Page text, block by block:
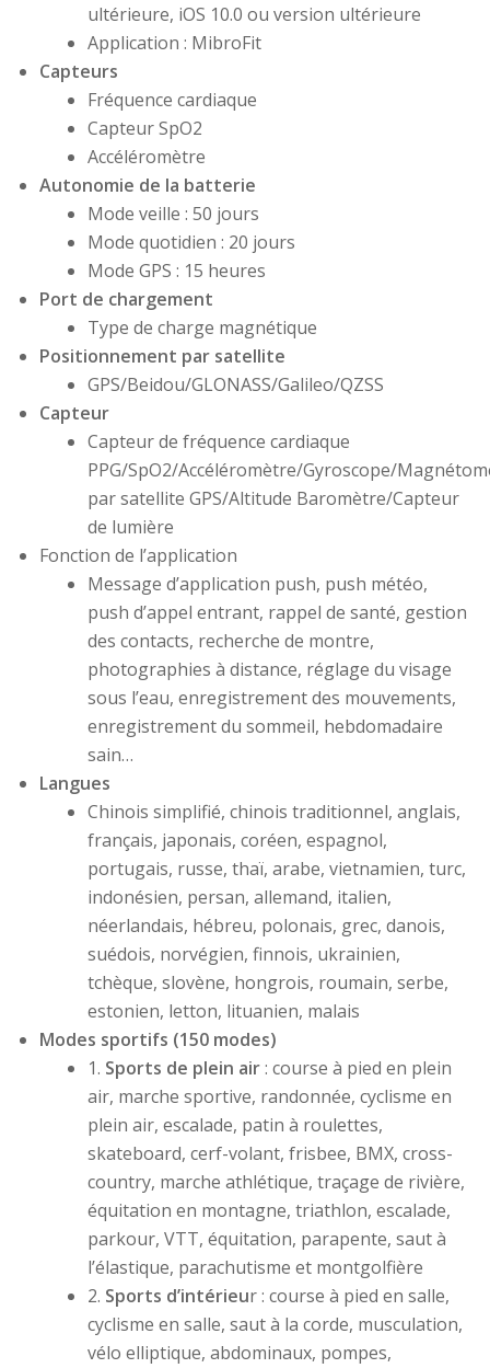
ultérieure, iOS 10.0 ou version ultérieure
Application : MibroFit
Capteurs
Fréquence cardiaque
Capteur SpO2
Accéléromètre
Autonomie de la batterie
Mode veille : 50 jours
Mode quotidien : 20 jours
Mode GPS : 15 heures
Port de chargement
Type de charge magnétique
Positionnement par satellite
GPS/Beidou/GLONASS/Galileo/QZSS
Capteur
Capteur de fréquence cardiaque
PPG/SpO2/Accéléromètre/Gyroscope/
par satellite GPS/Altitude Baromètre/Capteur
de lumière
Fonction de l’application
Message d’application push, push météo,
push d’appel entrant, rappel de santé, gestion
des contacts, recherche de montre,
photographies à distance, réglage du visage
sous l’eau, enregistrement des mouvements,
enregistrement du sommeil, hebdomadaire
sain…
Langues
Chinois simplifié, chinois traditionnel, anglais,
français, japonais, coréen, espagnol,
portugais, russe, thaï, arabe, vietnamien, turc,
indonésien, persan, allemand, italien,
néerlandais, hébreu, polonais, grec, danois,
suédois, norvégien, finnois, ukrainien,
tchèque, slovène, hongrois, roumain, serbe,
estonien, letton, lituanien, malais
Modes sportifs (150 modes)
1. Sports de plein air: course à pied en plein
air, marche sportive, randonnée, cyclisme en
plein air, escalade, patin à roulettes,
skateboard, cerf-volant, frisbee, BMX, cross-
country, marche athlétique, traçage de rivière,
équitation en montagne, triathlon, escalade,
parkour, VTT, équitation, parapente, saut à
l’élastique, parachutisme et montgolfière
2. Sports d’intérieur : course à pied en salle,
cyclisme en salle, saut à la corde, musculation,
vélo elliptique, abdominaux, pompes,